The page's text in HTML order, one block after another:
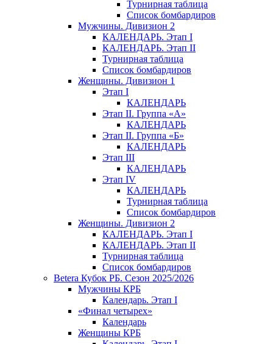
Турнирная таблица
Список бомбардиров
Мужчины. Дивизион 2
КАЛЕНДАРЬ. Этап I
КАЛЕНДАРЬ. Этап II
Турнирная таблица
Список бомбардиров
Женщины. Дивизион 1
Этап I
КАЛЕНДАРЬ
Этап II. Группа «А»
КАЛЕНДАРЬ
Этап II. Группа «Б»
КАЛЕНДАРЬ
Этап III
КАЛЕНДАРЬ
Этап IV
КАЛЕНДАРЬ
Турнирная таблица
Список бомбардиров
Женщины. Дивизион 2
КАЛЕНДАРЬ. Этап I
КАЛЕНДАРЬ. Этап II
Турнирная таблица
Список бомбардиров
Betera Кубок РБ. Сезон 2025/2026
Мужчины КРБ
Календарь. Этап I
«Финал четырех»
Календарь
Женщины КРБ